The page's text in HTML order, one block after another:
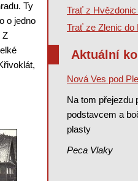
Trať z Hvězdonic
Trať ze Zlenic do
Aktuální
Nová Ves pod
Na tom přejezdu
podstavcem a
plasty
Peca Vlaky
Ty
o jedno
Z